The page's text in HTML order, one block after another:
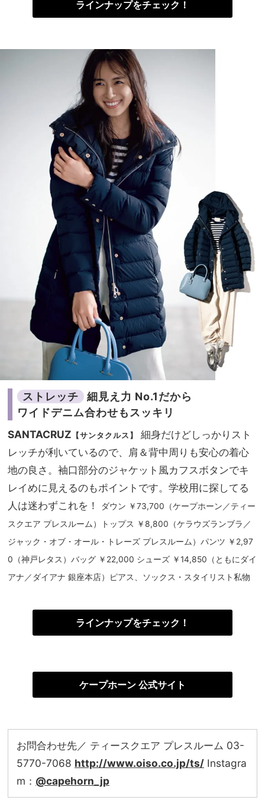
ラインナップをチェック！
ストレッチ
細見え力 No.1だから
ワイドデニム合わせもスッキリ
SANTACRUZ 【サンタクルス】
細身だけどしっかりスト
レッチが利いているので、肩＆背中周りも安心の着心
地の良さ。袖口部分のジャケット風カフスボタンでキ
レイめに見えるのもポイントです。学校用に探してる
人は迷わずこれを！
ダウン ￥73,700（ケープホーン／ティー
スクエア プレスルーム）トップス ￥8,800（ケラウズランブラ／
ジャック・オブ・オール・トレーズ プレスルーム）パンツ ￥2,97
0（神戸レタス）バッグ ￥22,000 シューズ ￥14,850（ともにダイ
アナ／ダイアナ 銀座本店）ピアス、ソックス・スタイリスト私物
ラインナップをチェック！
ケープホーン 公式サイト
お問合わせ先／ ティースクエア プレスルーム 03-
5770-7068 http://www.oiso.co.jp/ts/ Instagra
m： @capehorn_jp